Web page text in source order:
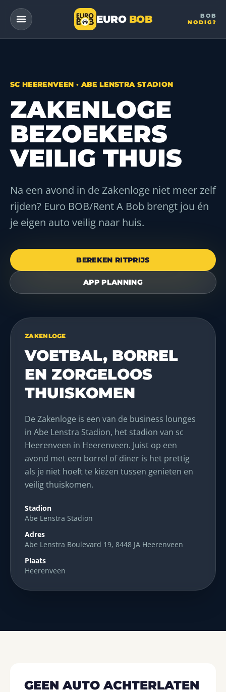
EURO BOB
— a DriveMe company
BOB
NODIG?
SC HEERENVEEN · ABE LENSTRA STADION
ZAKENLOGE
BEZOEKERS
VEILIG THUIS
Na een avond in de Zakenloge niet meer zelf
rijden? Euro BOB/Rent A Bob brengt jou én
je eigen auto veilig naar huis.
BEREKEN RITPRIJS
APP PLANNING
ZAKENLOGE
VOETBAL, BORREL
EN ZORGELOOS
THUISKOMEN
De Zakenloge is een van de business lounges
in Abe Lenstra Stadion, het stadion van sc
Heerenveen in Heerenveen. Juist op een
avond met een borrel of diner is het prettig
als je niet hoeft te kiezen tussen genieten en
veilig thuiskomen.
Stadion
Abe Lenstra Stadion
Adres
Abe Lenstra Boulevard 19, 8448 JA Heerenveen
Plaats
Heerenveen
GEEN AUTO ACHTERLATEN